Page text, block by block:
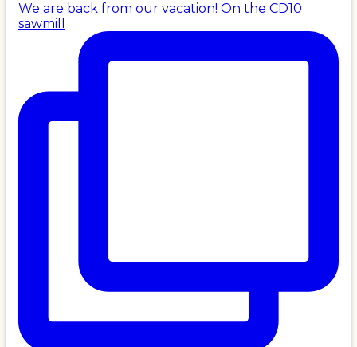
We are back from our vacation! On the CD10
sawmill